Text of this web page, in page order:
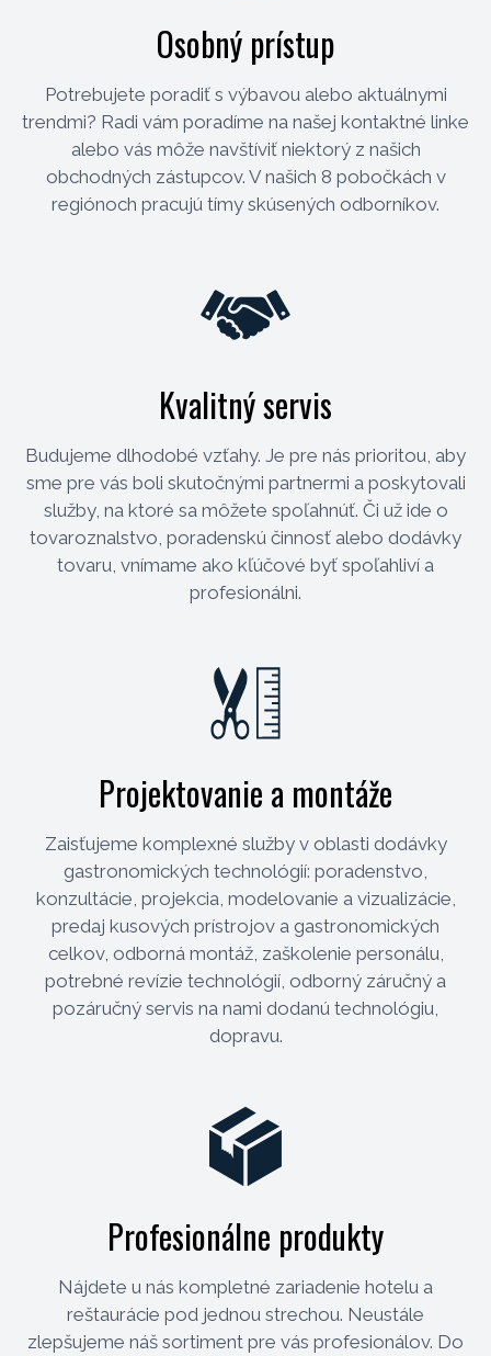
Osobný prístup
Potrebujete poradiť s výbavou alebo aktuálnymi
trendmi? Radi vám poradíme na našej kontaktné linke
alebo vás môže navštíviť niektorý z našich
obchodných zástupcov. V našich 8 pobočkách v
regiónoch pracujú tímy skúsených odborníkov.
Kvalitný servis
Budujeme dlhodobé vzťahy. Je pre nás prioritou, aby
sme pre vás boli skutočnými partnermi a poskytovali
služby, na ktoré sa môžete spoľahnúť. Či už ide o
tovaroznalstvo, poradenskú činnosť alebo dodávky
tovaru, vnímame ako kľúčové byť spoľahliví a
profesionálni.
Projektovanie a montáže
Zaisťujeme komplexné služby v oblasti dodávky
gastronomických technológií: poradenstvo,
konzultácie, projekcia, modelovanie a vizualizácie,
predaj kusových prístrojov a gastronomických
celkov, odborná montáž, zaškolenie personálu,
potrebné revízie technológií, odborný záručný a
pozáručný servis na nami dodanú technológiu,
dopravu.
Profesionálne produkty
Nájdete u nás kompletné zariadenie hotelu a
reštaurácie pod jednou strechou. Neustále
zlepšujeme náš sortiment pre vás profesionálov. Do